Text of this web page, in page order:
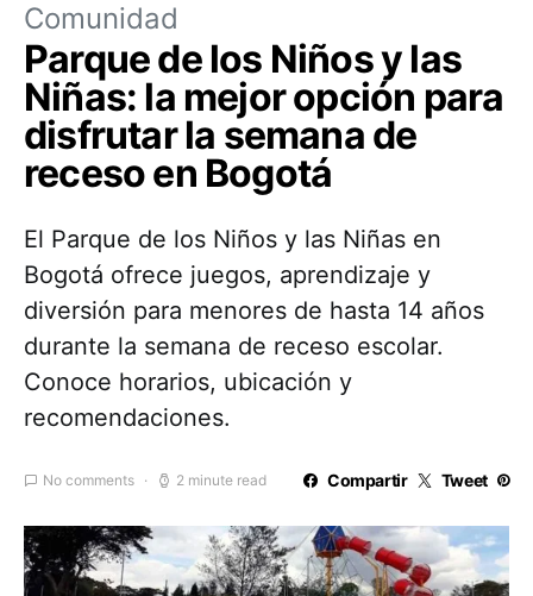
Comunidad
Parque de los Niños y las
Niñas: la mejor opción para
disfrutar la semana de
receso en Bogotá
El Parque de los Niños y las Niñas en
Bogotá ofrece juegos, aprendizaje y
diversión para menores de hasta 14 años
durante la semana de receso escolar.
Conoce horarios, ubicación y
recomendaciones.
No comments 2 minute read Compartir Tweet